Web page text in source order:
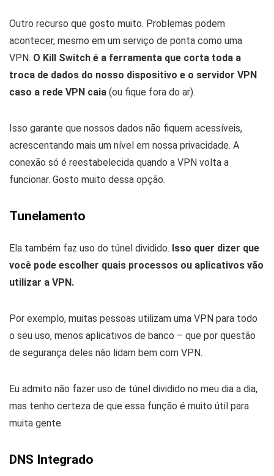
Outro recurso que gosto muito. Problemas podem
acontecer, mesmo em um serviço de ponta como uma
VPN. O Kill Switch é a ferramenta que corta toda a
troca de dados do nosso dispositivo e o servidor VPN
caso a rede VPN caia (ou fique fora do ar).
Isso garante que nossos dados não fiquem acessíveis,
acrescentando mais um nível em nossa privacidade. A
conexão só é reestabelecida quando a VPN volta a
funcionar. Gosto muito dessa opção.
Tunelamento
Ela também faz uso do túnel dividido. Isso quer dizer que
você pode escolher quais processos ou aplicativos vão
utilizar a VPN.
Por exemplo, muitas pessoas utilizam uma VPN para todo
o seu uso, menos aplicativos de banco – que por questão
de segurança deles não lidam bem com VPN.
Eu admito não fazer uso de túnel dividido no meu dia a dia,
mas tenho certeza de que essa função é muito útil para
muita gente.
DNS Integrado